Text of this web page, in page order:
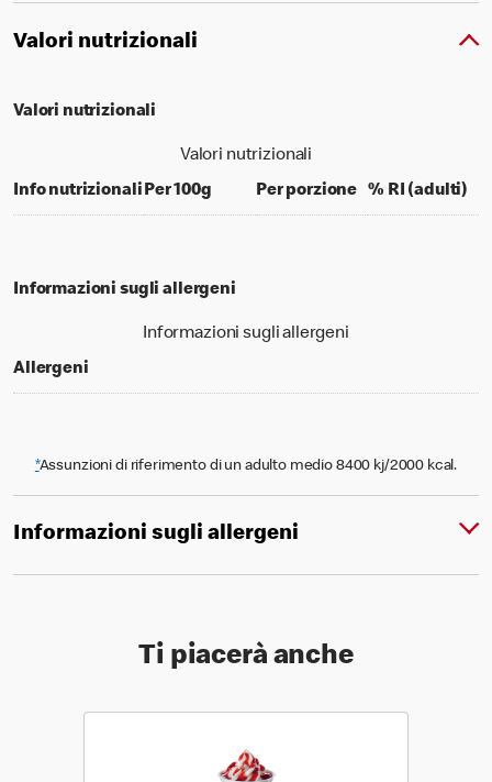
Valori nutrizionali
Valori nutrizionali
Valori nutrizionali
Info nutrizionaliPer 100gper 100 grams
Per porzioneper portion
% RI (adulti)
Informazioni sugli allergeni
Informazioni sugli allergeni
Allergeni
*Assunzioni di riferimento di un adulto medio 8400 kj/2000 kcal.
Informazioni sugli allergeni
Ti piacerà anche